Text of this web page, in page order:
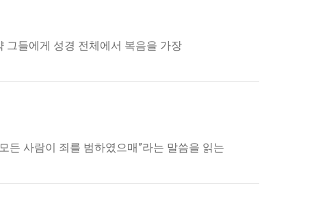
그들에게 성경 전체에서 복음을 가장
든 사람이 죄를 범하였으매”라는 말씀을 읽는